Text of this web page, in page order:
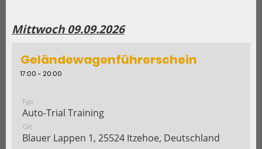
Mittwoch 09.09.2026
Geländewagenführerschein
17:00 - 20:00
Typ
Auto-Trial Training
Ort
Blauer Lappen 1, 25524 Itzehoe, Deutschland